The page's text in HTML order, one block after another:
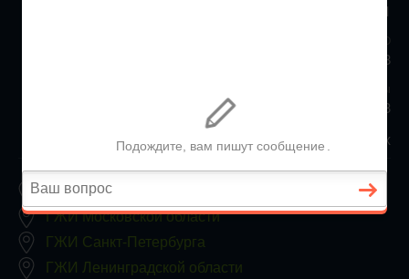
+7 (499) 938-86-71
Санкт-Петербург и ЛО
+7 (812) 467-34-68
8 800 350 24 63
Заявки принимаются круглосуточно, без выходных
ГЖИ Москвы
ГЖИ Московской области
ГЖИ Санкт-Петербурга
ГЖИ Ленинградской области